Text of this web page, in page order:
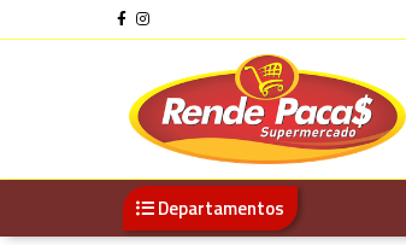
Departamentos